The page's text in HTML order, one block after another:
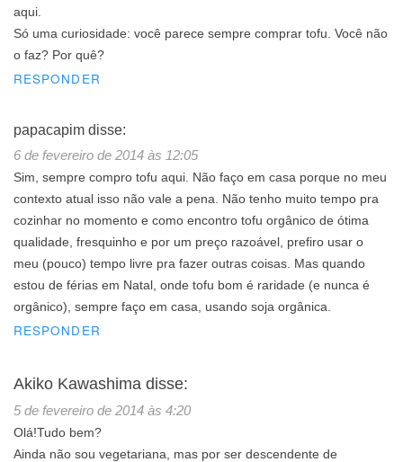
aqui.
Só uma curiosidade: você parece sempre comprar tofu. Você não
o faz? Por quê?
RESPONDER
papacapim disse:
6 de fevereiro de 2014 às 12:05
Sim, sempre compro tofu aqui. Não faço em casa porque no meu
contexto atual isso não vale a pena. Não tenho muito tempo pra
cozinhar no momento e como encontro tofu orgânico de ótima
qualidade, fresquinho e por um preço razoável, prefiro usar o
meu (pouco) tempo livre pra fazer outras coisas. Mas quando
estou de férias em Natal, onde tofu bom é raridade (e nunca é
orgânico), sempre faço em casa, usando soja orgânica.
RESPONDER
Akiko Kawashima disse:
5 de fevereiro de 2014 às 4:20
Olá!Tudo bem?
Ainda não sou vegetariana, mas por ser descendente de